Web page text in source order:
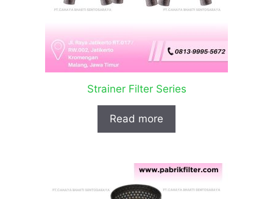
Strainer Filter Series
Read more